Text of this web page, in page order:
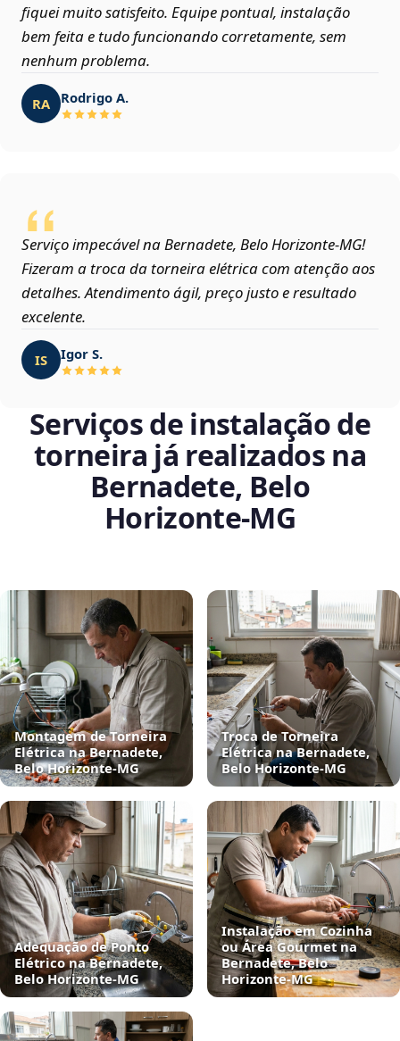
fiquei muito satisfeito. Equipe pontual, instalação
bem feita e tudo funcionando corretamente, sem
nenhum problema.
RA Rodrigo A.
Serviço impecável na Bernadete, Belo Horizonte‑MG!
Fizeram a troca da torneira elétrica com atenção aos
detalhes. Atendimento ágil, preço justo e resultado
excelente.
IS Igor S.
Serviços de instalação de
torneira já realizados na
Bernadete, Belo
Horizonte‑MG
Montagem de Torneira
Elétrica na Bernadete,
Belo Horizonte‑MG
Troca de Torneira
Elétrica na Bernadete,
Belo Horizonte‑MG
Adequação de Ponto
Elétrico na Bernadete,
Belo Horizonte‑MG
Instalação em Cozinha
ou Área Gourmet na
Bernadete, Belo
Horizonte‑MG